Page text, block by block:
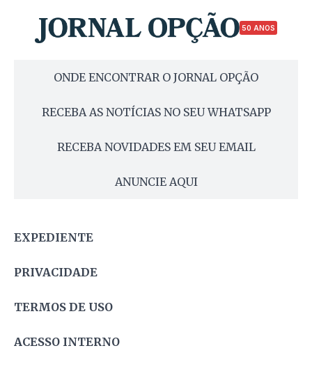
50 ANOS
ONDE ENCONTRAR O JORNAL OPÇÃO
RECEBA AS NOTÍCIAS NO SEU WHATSAPP
RECEBA NOVIDADES EM SEU EMAIL
ANUNCIE AQUI
EXPEDIENTE
PRIVACIDADE
TERMOS DE USO
ACESSO INTERNO